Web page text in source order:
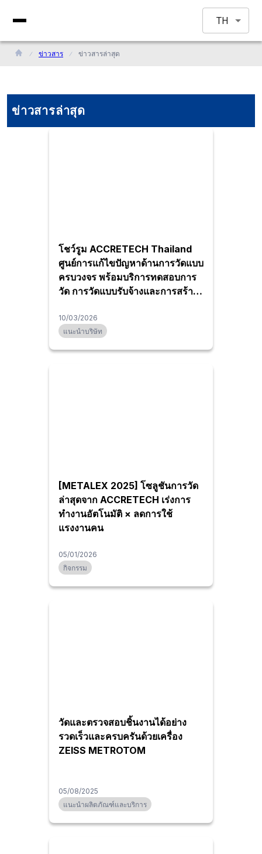
TH
ข่าวสาร ข่าวสารล่าสุด
ข่าวสารล่าสุด
โชว์รูม ACCRETECH Thailand
ศูนย์การแก้ไขปัญหาด้านการวัดแบบ
ครบวงจร พร้อมบริการทดสอบการ
วัด การวัดแบบรับจ้างและการสร้าง
10/03/2026
แนะนำบริษัท
[METALEX 2025] โซลูชันการวัด
ล่าสุดจาก ACCRETECH เร่งการ
ทำงานอัตโนมัติ × ลดการใช้
แรงงานคน
05/01/2026
กิจกรรม
วัดและตรวจสอบชิ้นงานได้อย่าง
รวดเร็วและครบครันด้วยเครื่อง
ZEISS METROTOM
05/08/2025
แนะนำผลิตภัณฑ์และบริการ